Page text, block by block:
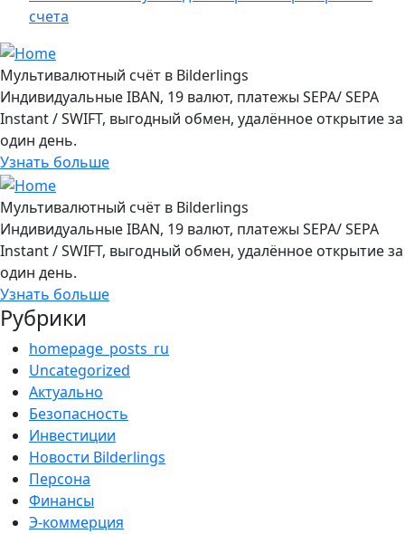
счета
Мультивалютный счёт в Bilderlings
Индивидуальные IBAN, 19 валют, платежы SEPA/ SEPA
Instant / SWIFT, выгодный обмен, удалённое открытие за
один день.
Узнать больше
Мультивалютный счёт в Bilderlings
Индивидуальные IBAN, 19 валют, платежы SEPA/ SEPA
Instant / SWIFT, выгодный обмен, удалённое открытие за
один день.
Узнать больше
Рубрики
homepage_posts_ru
Uncategorized
Актуально
Безопасность
Инвестиции
Новости Bilderlings
Персона
Финансы
Э-коммерция